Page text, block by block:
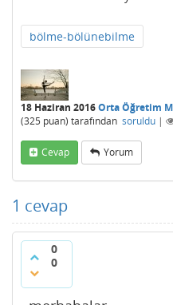
bölme-bölünebilme
18 Haziran 2016Orta Öğretim
(325 puan) tarafından soruldu |
Cevap Yorum
1 cevap
0
0